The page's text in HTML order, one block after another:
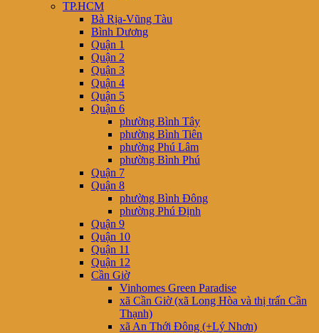
TP.HCM
Bà Rịa-Vũng Tàu
Bình Dương
Quận 1
Quận 2
Quận 3
Quận 4
Quận 5
Quận 6
phường Bình Tây
phường Bình Tiên
phường Phú Lâm
phường Bình Phú
Quận 7
Quận 8
phường Bình Đông
phường Phú Định
Quận 9
Quận 10
Quận 11
Quận 12
Cần Giờ
Vinhomes Green Paradise
xã Cần Giờ (xã Long Hòa và thị trấn Cần
Thạnh)
xã An Thới Đông (+Lý Nhơn)